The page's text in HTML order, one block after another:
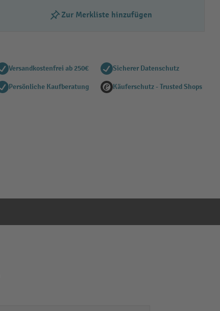
Zur Merkliste hinzufügen
Versandkostenfrei ab 250€ Sicherer Datenschutz
Persönliche Kaufberatung Käuferschutz - Trusted Shops